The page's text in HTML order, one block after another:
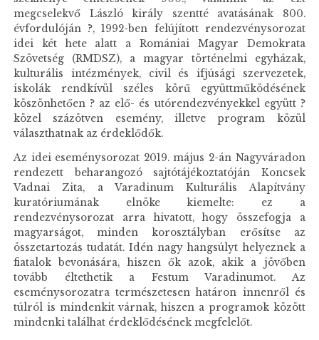
megcselekvő László király szentté avatásának 800.
évfordulóján ?, 1992-ben felújított rendezvénysorozat
idei két hete alatt a Romániai Magyar Demokrata
Szövetség (RMDSZ), a magyar történelmi egyházak,
kulturális intézmények, civil és ifjúsági szervezetek,
iskolák rendkívül széles körű együttműködésének
köszönhetően ? az elő- és utórendezvényekkel együtt ?
közel százötven esemény, illetve program közül
választhatnak az érdeklődők.
Az idei eseménysorozat 2019. május 2-án Nagyváradon
rendezett beharangozó sajtótájékoztatóján Koncsek
Vadnai Zita, a Varadinum Kulturális Alapítvány
kuratóriumának elnöke kiemelte: ez a
rendezvénysorozat arra hivatott, hogy összefogja a
magyarságot, minden korosztályban erősítse az
összetartozás tudatát. Idén nagy hangsúlyt helyeznek a
fiatalok bevonására, hiszen ők azok, akik a jövőben
tovább éltethetik a Festum Varadinumot. Az
eseménysorozatra természetesen határon innenről és
túlról is mindenkit várnak, hiszen a programok között
mindenki találhat érdeklődésének megfelelőt.